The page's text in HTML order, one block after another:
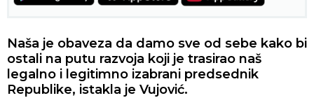
Naša je obaveza da damo sve od sebe kako bi
ostali na putu razvoja koji je trasirao naš
legalno i legitimno izabrani predsednik
Republike, istakla je Vujović.